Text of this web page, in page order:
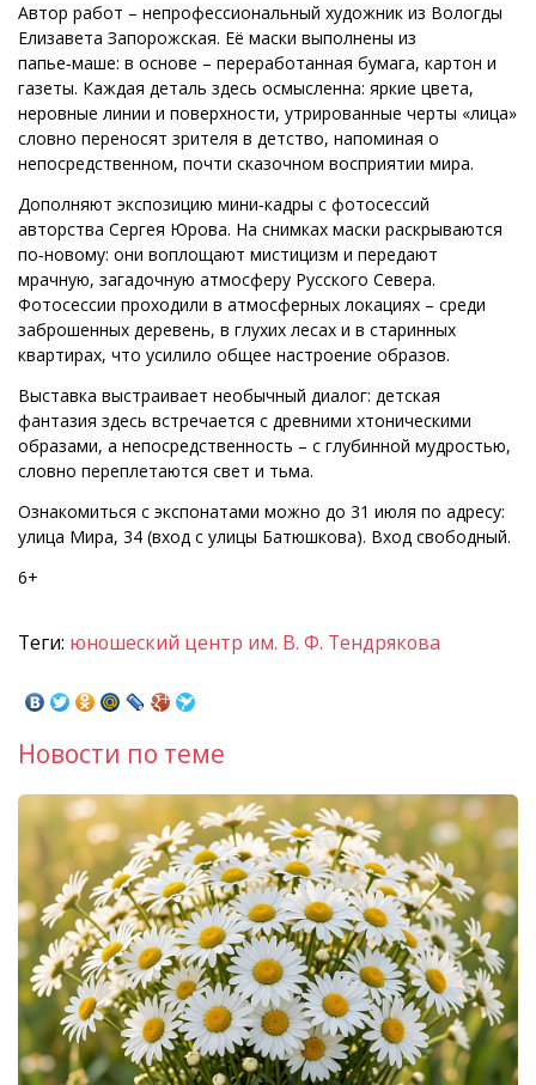
Автор работ – непрофессиональный художник из Вологды
Елизавета Запорожская. Её маски выполнены из
папье‑маше: в основе – переработанная бумага, картон и
газеты. Каждая деталь здесь осмысленна: яркие цвета,
неровные линии и поверхности, утрированные черты «лица»
словно переносят зрителя в детство, напоминая о
непосредственном, почти сказочном восприятии мира.
Дополняют экспозицию мини‑кадры с фотосессий
авторства Сергея Юрова. На снимках маски раскрываются
по‑новому: они воплощают мистицизм и передают
мрачную, загадочную атмосферу Русского Севера.
Фотосессии проходили в атмосферных локациях – среди
заброшенных деревень, в глухих лесах и в старинных
квартирах, что усилило общее настроение образов.
Выставка выстраивает необычный диалог: детская
фантазия здесь встречается с древними хтоническими
образами, а непосредственность – с глубинной мудростью,
словно переплетаются свет и тьма.
Ознакомиться с экспонатами можно до 31 июля по адресу:
улица Мира, 34 (вход с улицы Батюшкова). Вход свободный.
6+
Теги: юношеский центр им. В. Ф. Тендрякова
Новости по теме